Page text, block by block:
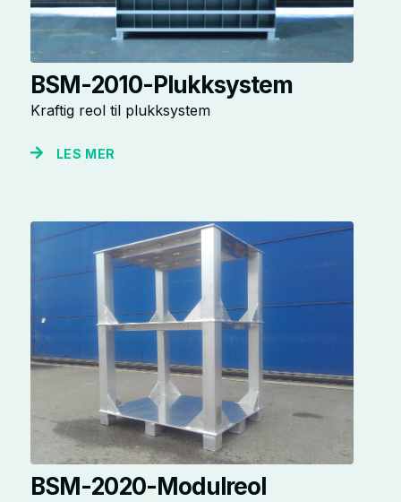
BSM-2010-Plukksystem
Kraftig reol til plukksystem
LES MER
BSM-2020-Modulreol